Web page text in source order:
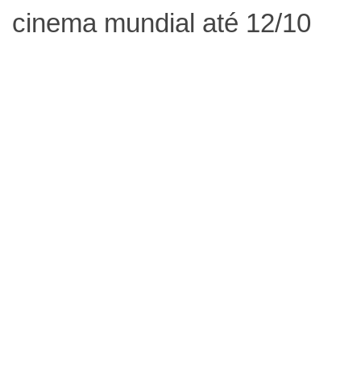
cinema mundial até 12/10